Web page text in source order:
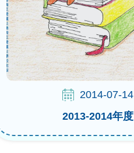
2014-07-14
2013-2014年度